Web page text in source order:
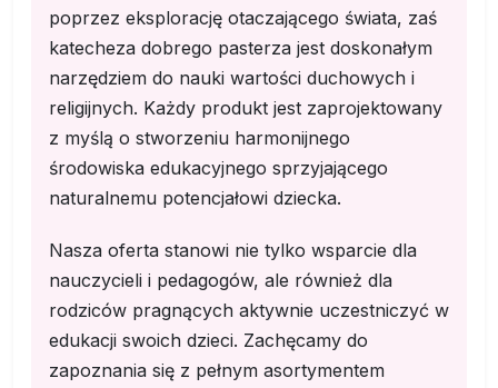
poprzez eksplorację otaczającego świata, zaś
katecheza dobrego pasterza jest doskonałym
narzędziem do nauki wartości duchowych i
religijnych. Każdy produkt jest zaprojektowany
z myślą o stworzeniu harmonijnego
środowiska edukacyjnego sprzyjającego
naturalnemu potencjałowi dziecka.
Nasza oferta stanowi nie tylko wsparcie dla
nauczycieli i pedagogów, ale również dla
rodziców pragnących aktywnie uczestniczyć w
edukacji swoich dzieci. Zachęcamy do
zapoznania się z pełnym asortymentem